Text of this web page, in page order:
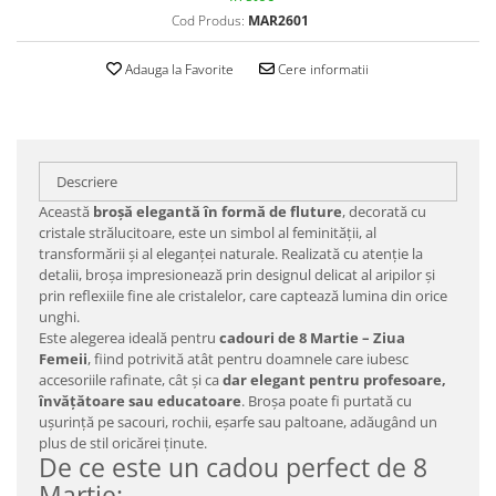
Cod Produs: MAR2601
Adauga la Favorite Cere informatii
Descriere
Această broșă elegantă în formă de fluture, decorată cu
cristale strălucitoare, este un simbol al feminității, al
transformării și al eleganței naturale. Realizată cu atenție la
detalii, broșa impresionează prin designul delicat al aripilor și
prin reflexiile fine ale cristalelor, care captează lumina din orice
unghi.
Este alegerea ideală pentru cadouri de 8 Martie – Ziua
Femeii, fiind potrivită atât pentru doamnele care iubesc
accesoriile rafinate, cât și cadar elegant pentru profesoare,
învățătoare sau educatoare. Broșa poate fi purtată cu
ușurință pe sacouri, rochii, eșarfe sau paltoane, adăugând un
plus de stil oricărei ținute.
De ce este un cadou perfect de 8